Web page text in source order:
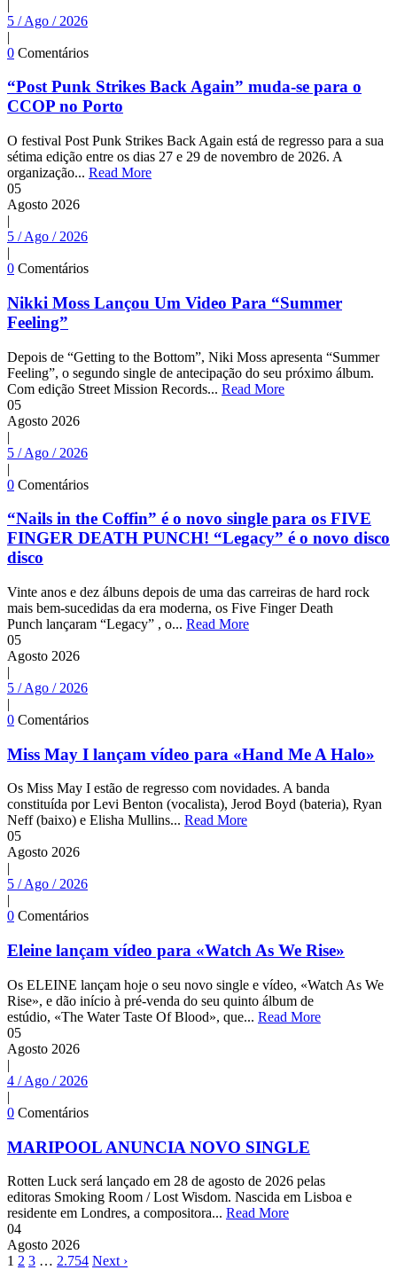
5 / Ago / 2026
|
0 Comentários
“Post Punk Strikes Back Again” muda-se para o
CCOP no Porto
O festival Post Punk Strikes Back Again está de regresso para a sua
sétima edição entre os dias 27 e 29 de novembro de 2026. A
organização... Read More
05
Agosto 2026
|
5 / Ago / 2026
|
0 Comentários
Nikki Moss Lançou Um Video Para “Summer
Feeling”
Depois de “Getting to the Bottom”, Niki Moss apresenta “Summer
Feeling”, o segundo single de antecipação do seu próximo álbum.
Com edição Street Mission Records... Read More
05
Agosto 2026
|
5 / Ago / 2026
|
0 Comentários
“Nails in the Coffin” é o novo single para os FIVE
FINGER DEATH PUNCH! “Legacy” é o novo disco
disco
Vinte anos e dez álbuns depois de uma das carreiras de hard rock
mais bem-sucedidas da era moderna, os Five Finger Death
Punch lançaram “Legacy” , o... Read More
05
Agosto 2026
|
5 / Ago / 2026
|
0 Comentários
Miss May I lançam vídeo para «Hand Me A Halo»
Os Miss May I estão de regresso com novidades. A banda
constituída por Levi Benton (vocalista), Jerod Boyd (bateria), Ryan
Neff (baixo) e Elisha Mullins... Read More
05
Agosto 2026
|
5 / Ago / 2026
|
0 Comentários
Eleine lançam vídeo para «Watch As We Rise»
Os ELEINE lançam hoje o seu novo single e vídeo, «Watch As We
Rise», e dão início à pré-venda do seu quinto álbum de
estúdio, «The Water Taste Of Blood», que... Read More
05
Agosto 2026
|
4 / Ago / 2026
|
0 Comentários
MARIPOOL ANUNCIA NOVO SINGLE
Rotten Luck será lançado em 28 de agosto de 2026 pelas
editoras Smoking Room / Lost Wisdom. Nascida em Lisboa e
residente em Londres, a compositora... Read More
04
Agosto 2026
1 2 3 … 2.754 Next ›